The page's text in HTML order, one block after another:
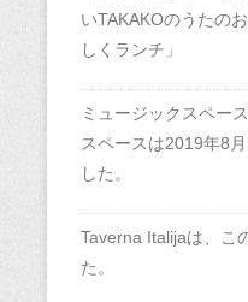
いTAKAKOのうたの
しくランチ」
ミュージックスペー
スペースは2019年8
した。
Taverna Italijaは、こ
た。